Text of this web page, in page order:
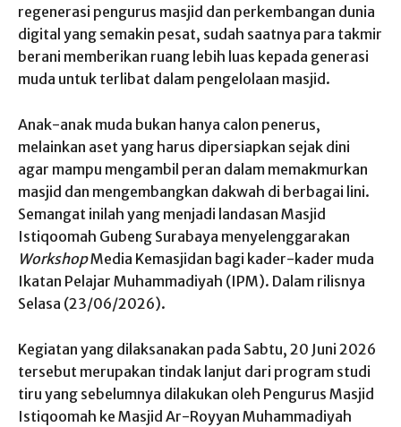
regenerasi pengurus masjid dan perkembangan dunia
digital yang semakin pesat, sudah saatnya para takmir
berani memberikan ruang lebih luas kepada generasi
muda untuk terlibat dalam pengelolaan masjid.
Anak-anak muda bukan hanya calon penerus,
melainkan aset yang harus dipersiapkan sejak dini
agar mampu mengambil peran dalam memakmurkan
masjid dan mengembangkan dakwah di berbagai lini.
Semangat inilah yang menjadi landasan Masjid
Istiqoomah Gubeng Surabaya menyelenggarakan
WorkshopMedia Kemasjidan bagi kader-kader muda
Ikatan Pelajar Muhammadiyah (IPM). Dalam rilisnya
Selasa (23/06/2026).
Kegiatan yang dilaksanakan pada Sabtu, 20 Juni 2026
tersebut merupakan tindak lanjut dari program studi
tiru yang sebelumnya dilakukan oleh Pengurus Masjid
Istiqoomah ke Masjid Ar-Royyan Muhammadiyah